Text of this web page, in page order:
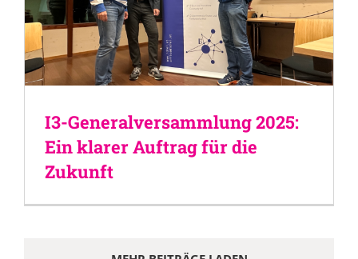
I3-Generalversammlung 2025:
Ein klarer Auftrag für die
Zukunft